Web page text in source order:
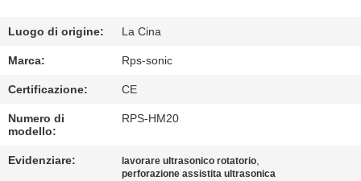
QUALITÀ
CONTATTICI
NOTIZIE
Luogo di origine: La Cina
Marca: Rps-sonic
Certificazione: CE
Numero di
modello:
RPS-HM20
Evidenziare: lavorare ultrasonico rotatorio,
perforazione assistita ultrasonica